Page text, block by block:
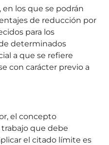
los que se podrán
de reducción por
para los
determinados
a que se refiere
con carácter previo a
el concepto
que debe
el citado límite es